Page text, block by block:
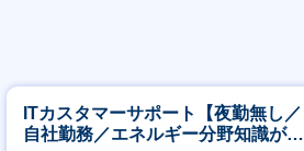
ITカスタマーサポート【夜勤無し／
自社勤務／エネルギー分野知識が身